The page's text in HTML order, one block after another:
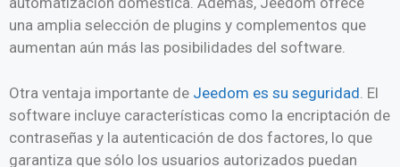
una amplia selección de plugins y complementos que
aumentan aún más las posibilidades del software.
Otra ventaja importante de Jeedom es su seguridad . El
software incluye características como la encriptación de
contraseñas y la autenticación de dos factores, lo que
garantiza que sólo los usuarios autorizados puedan